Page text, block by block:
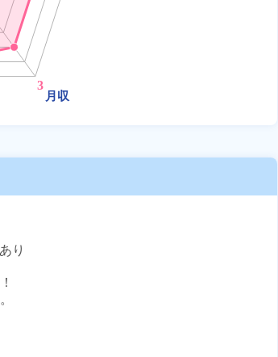
り
に！？ディープな世界にあなたもきっとハマる
はず！